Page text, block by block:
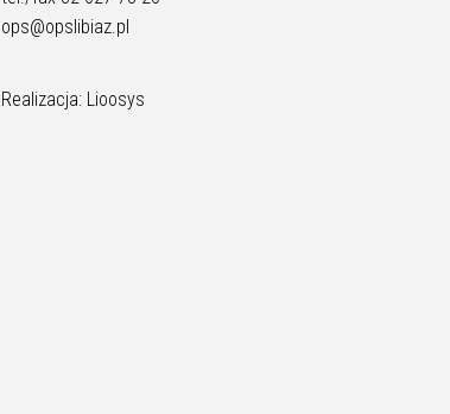
ops@opslibiaz.pl
Realizacja: Lioosys